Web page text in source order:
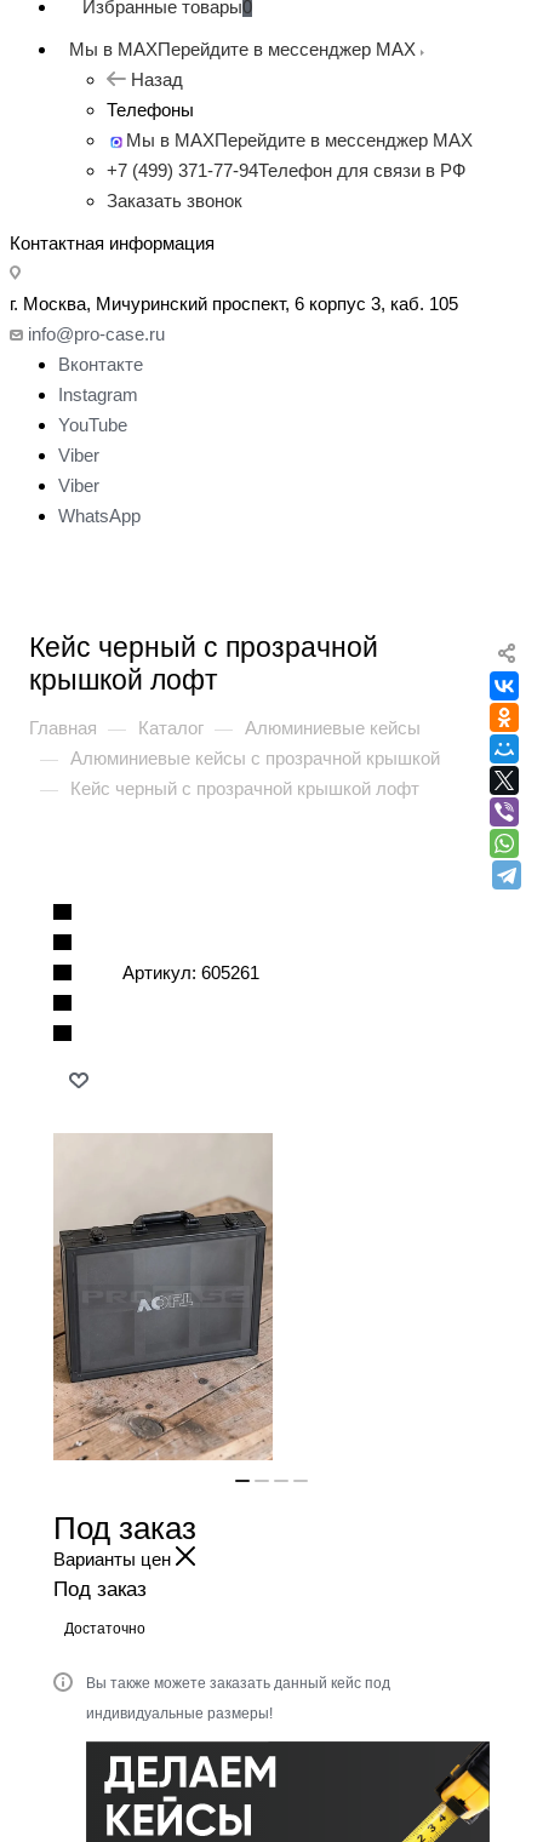
Избранные товары0
Мы в MAXПерейдите в мессенджер MAX
Назад
Телефоны
Мы в MAXПерейдите в мессенджер MAX
+7 (499) 371-77-94Телефон для связи в РФ
Заказать звонок
Контактная информация
г. Москва, Мичуринский проспект, 6 корпус 3, каб. 105
info@pro-case.ru
Вконтакте
Instagram
YouTube
Viber
Viber
WhatsApp
Кейс черный с прозрачной
крышкой лофт
Главная — Каталог — Алюминиевые кейсы
— Алюминиевые кейсы с прозрачной крышкой
—
Кейс черный с прозрачной крышкой лофт
Артикул: 605261
Под заказ
Варианты цен
Под заказ
Достаточно
Вы также можете заказать данный кейс под
индивидуальные размеры!